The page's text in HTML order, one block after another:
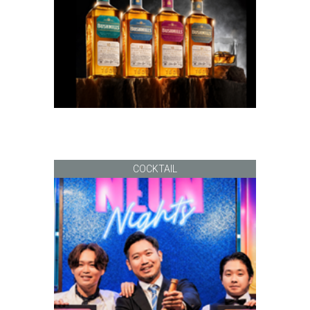
COCKTAIL